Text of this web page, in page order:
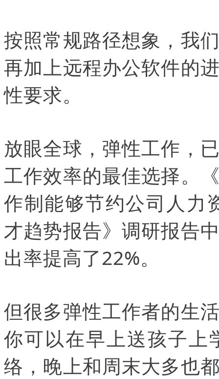
按照常规路径想象，我
再加上远程办公软件的
性要求。
放眼全球，弹性工作，
工作效率的最佳选择。
作制能够节约公司人力
才趋势报告》调研报告
出率提高了22%。
但很多弹性工作者的生
你可以在早上送孩子上
络，晚上和周末大多也